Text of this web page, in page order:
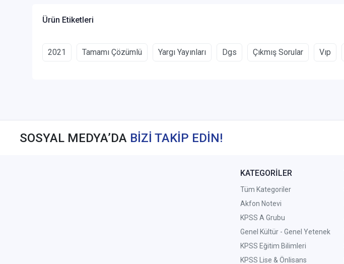
Ürün Etiketleri
2021 Tamamı Çözümlü Yargı Yayınları Dgs Çıkmış Sorular Vıp
SOSYAL MEDYA’DA BİZİ TAKİP EDİN!
KATEGORİLER
Tüm Kategoriler
Akfon Notevi
KPSS A Grubu
Genel Kültür - Genel Yetenek
KPSS Eğitim Bilimleri
KPSS Lise & Önlisans